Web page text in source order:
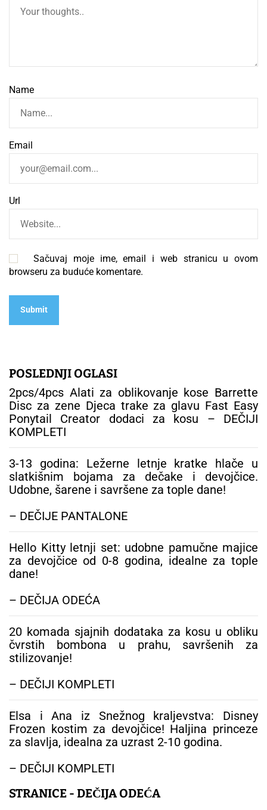
Name
Email
Url
Sačuvaj moje ime, email i web stranicu u ovom
browseru za buduće komentare.
POSLEDNJI OGLASI
2pcs/4pcs Alati za oblikovanje kose Barrette
Disc za zene Djeca trake za glavu Fast Easy
Ponytail Creator dodaci za kosu – DEČIJI
KOMPLETI
3-13 godina: Ležerne letnje kratke hlače u
slatkišnim bojama za dečake i devojčice.
Udobne, šarene i savršene za tople dane!
– DEČIJE PANTALONE
Hello Kitty letnji set: udobne pamučne majice
za devojčice od 0-8 godina, idealne za tople
dane!
– DEČIJA ODEĆA
20 komada sjajnih dodataka za kosu u obliku
čvrstih bombona u prahu, savršenih za
stilizovanje!
– DEČIJI KOMPLETI
Elsa i Ana iz Snežnog kraljevstva: Disney
Frozen kostim za devojčice! Haljina princeze
za slavlja, idealna za uzrast 2-10 godina.
– DEČIJI KOMPLETI
STRANICE - DEČIJA ODEĆA